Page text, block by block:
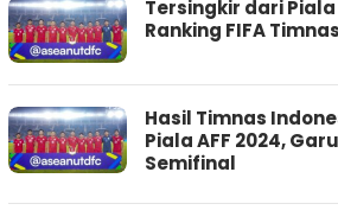
Tersingkir dari Piala
Ranking FIFA
Hasil Timnas
Piala AFF 2024,
Semifinal